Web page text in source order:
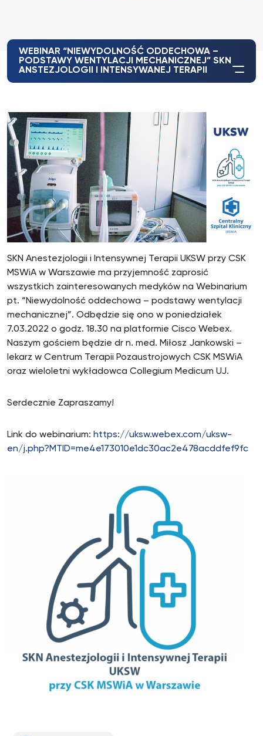
WEBINAR “NIEWYDOLNOŚĆ ODDECHOWA –
PODSTAWY WENTYLACJI MECHANICZNEJ” SKN
ANSTEZJOLOGII I INTENSYWANEJ TERAPII
SKN Anestezjologii i Intensywnej Terapii UKSW przy CSK
MSWiA w Warszawie ma przyjemność zaprosić
wszystkich zainteresowanych medyków na Webinarium
pt. “Niewydolność oddechowa – podstawy wentylacji
mechanicznej”. Odbędzie się ono w poniedziałek
7.03.2022 o godz. 18.30 na platformie Cisco Webex.
Naszym gościem będzie dr n. med. Miłosz Jankowski –
lekarz w Centrum Terapii Pozaustrojowych CSK MSWiA
oraz wieloletni wykładowca Collegium Medicum UJ.
Serdecznie Zapraszamy!
Link do webinarium: https://uksw.webex.com/uksw-
en/j.php?MTID=me4e173010e1dc30ac2e478acddfef9fc